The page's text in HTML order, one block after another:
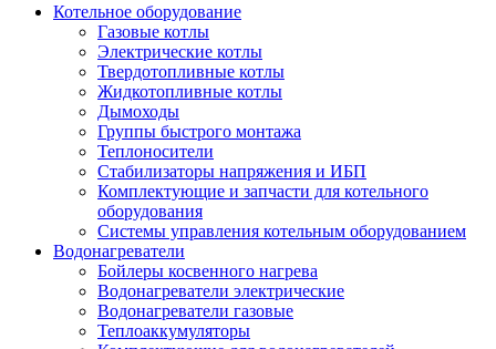
Котельное оборудование
Газовые котлы
Электрические котлы
Твердотопливные котлы
Жидкотопливные котлы
Дымоходы
Группы быстрого монтажа
Теплоносители
Стабилизаторы напряжения и ИБП
Комплектующие и запчасти для котельного
оборудования
Системы управления котельным оборудованием
Водонагреватели
Бойлеры косвенного нагрева
Водонагреватели электрические
Водонагреватели газовые
Теплоаккумуляторы